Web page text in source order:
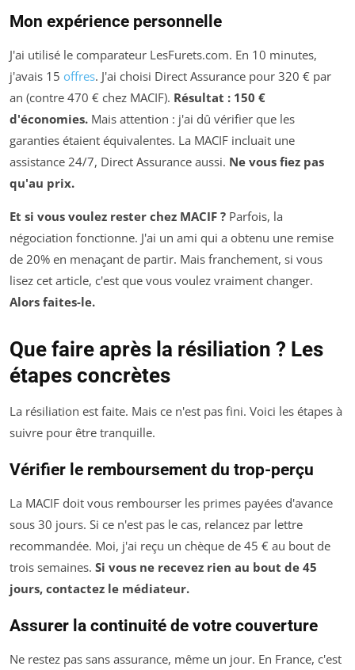
Mon expérience personnelle
J'ai utilisé le comparateur LesFurets.com. En 10 minutes,
j'avais 15 offres. J'ai choisi Direct Assurance pour 320 € par
an (contre 470 € chez MACIF). Résultat : 150 €
d'économies. Mais attention : j'ai dû vérifier que les
garanties étaient équivalentes. La MACIF incluait une
assistance 24/7, Direct Assurance aussi. Ne vous fiez pas
qu'au prix.
Et si vous voulez rester chez MACIF ? Parfois, la
négociation fonctionne. J'ai un ami qui a obtenu une remise
de 20% en menaçant de partir. Mais franchement, si vous
lisez cet article, c'est que vous voulez vraiment changer.
Alors faites-le.
Que faire après la résiliation ? Les
étapes concrètes
La résiliation est faite. Mais ce n'est pas fini. Voici les étapes à
suivre pour être tranquille.
Vérifier le remboursement du trop-perçu
La MACIF doit vous rembourser les primes payées d'avance
sous 30 jours. Si ce n'est pas le cas, relancez par lettre
recommandée. Moi, j'ai reçu un chèque de 45 € au bout de
trois semaines. Si vous ne recevez rien au bout de 45
jours, contactez le médiateur.
Assurer la continuité de votre couverture
Ne restez pas sans assurance, même un jour. En France, c'est